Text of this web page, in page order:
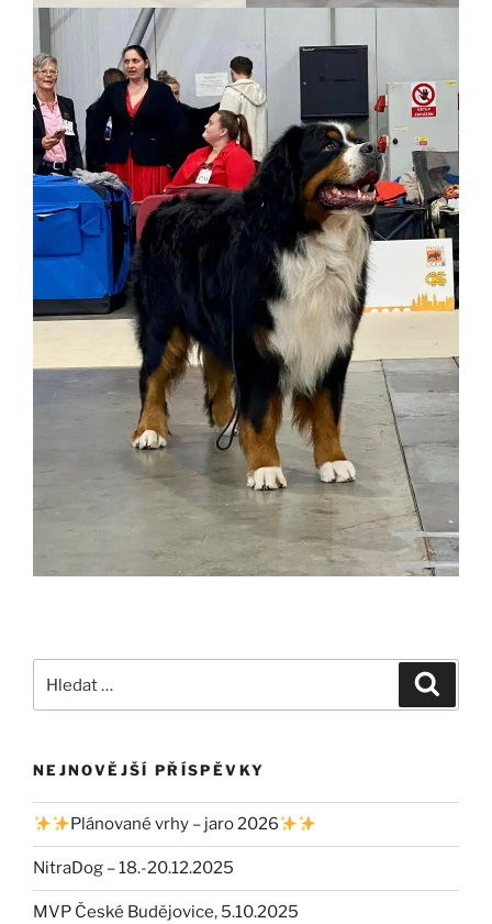
NEJNOVĚJŠÍ PŘÍSPĚVKY
Plánované vrhy – jaro 2026
NitraDog – 18.-20.12.2025
MVP České Budějovice, 5.10.2025